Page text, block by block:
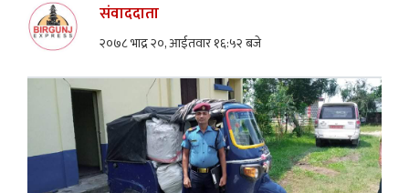
संवाददाता
२०७८ भाद्र २०, आईतवार १६:५२ बजे